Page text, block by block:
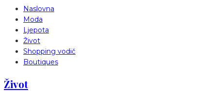
Naslovna
Moda
Ljepota
Život
Shopping vodič
Boutiques
Život